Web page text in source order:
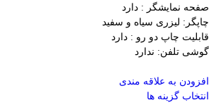
صفحه نمایشگر : دارد
چاپگر: لیزری سیاه و سفید
قابلیت چاپ دو رو : دارد
گوشی تلفن: ندارد
افزودن به علاقه مندی
انتخاب گزینه ها